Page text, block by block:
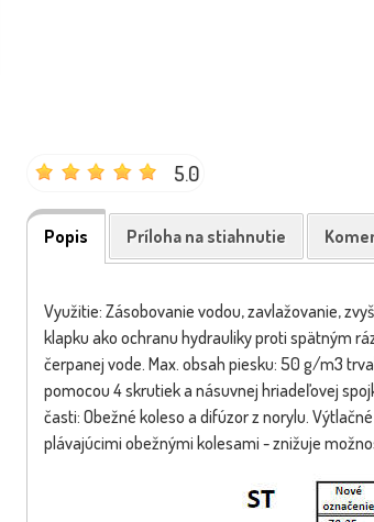
5.0
Popis Príloha na stiahnutie
Využitie: Zásobovanie vodou, zavlažovanie,
klapku ako ochranu hydrauliky proti spätným
čerpanej vode. Max. obsah piesku: 50 g/m3
pomocou 4 skrutiek a násuvnej hriadeľovej
časti: Obežné koleso a difúzor z norylu.
plávajúcimi obežnými kolesami - znižuje